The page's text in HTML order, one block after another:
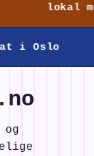
lokal
i Oslo